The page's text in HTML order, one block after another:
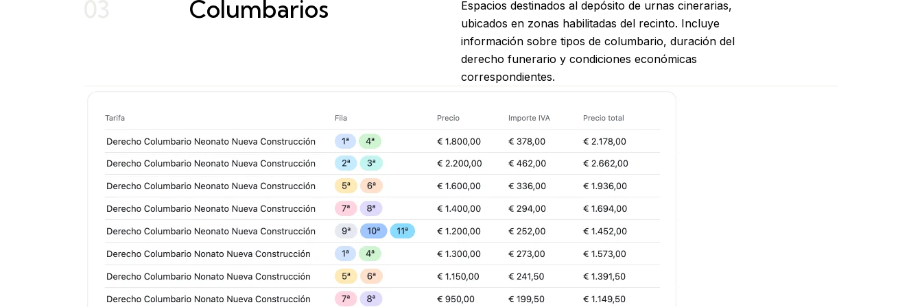
Columbarios
Espacios destinados al depósito de urnas cinerarias,
ubicados en zonas habilitadas del recinto. Incluye
información sobre tipos de columbario, duración del
derecho funerario y condiciones económicas
correspondientes.